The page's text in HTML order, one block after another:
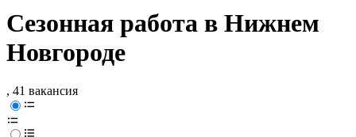
Сезонная работа в Нижнем
Новгороде
, 41 вакансия